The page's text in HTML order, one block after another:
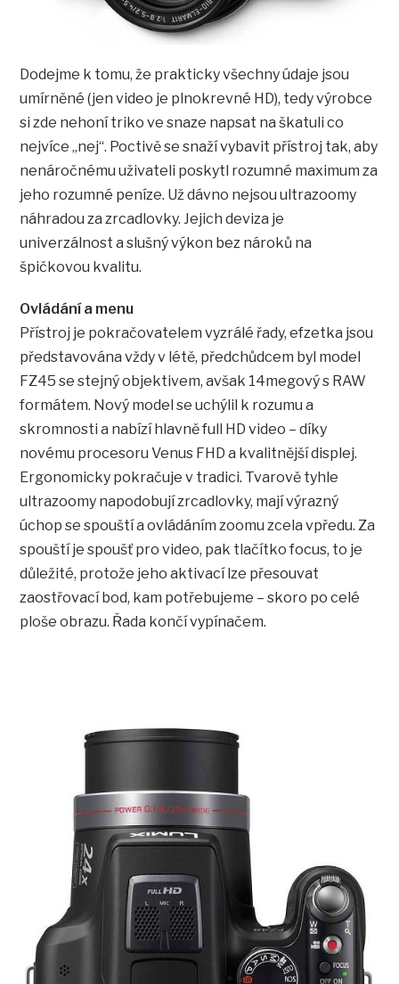
Dodejme k tomu, že prakticky všechny údaje jsou
umírněné (jen video je plnokrevné HD), tedy výrobce
si zde nehoní triko ve snaze napsat na škatuli co
nejvíce „nej“. Poctivě se snaží vybavit přístroj tak, aby
nenáročnému uživateli poskytl rozumné maximum za
jeho rozumné peníze. Už dávno nejsou ultrazoomy
náhradou za zrcadlovky. Jejich deviza je
univerzálnost a slušný výkon bez nároků na
špičkovou kvalitu.
Ovládání a menu
Přístroj je pokračovatelem vyzrálé řady, efzetka jsou
představována vždy v létě, předchůdcem byl model
FZ45 se stejný objektivem, avšak 14megový s RAW
formátem. Nový model se uchýlil k rozumu a
skromnosti a nabízí hlavně full HD video – díky
novému procesoru Venus FHD a kvalitnější displej.
Ergonomicky pokračuje v tradici. Tvarově tyhle
ultrazoomy napodobují zrcadlovky, mají výrazný
úchop se spouští a ovládáním zoomu zcela vpředu. Za
spouští je spoušť pro video, pak tlačítko focus, to je
důležité, protože jeho aktivací lze přesouvat
zaostřovací bod, kam potřebujeme – skoro po celé
ploše obrazu. Řada končí vypínačem.